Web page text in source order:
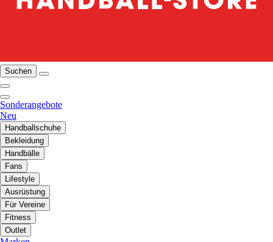
Suchen
Sonderangebote
Neu
Handballschuhe
Bekleidung
Handbälle
Fans
Lifestyle
Ausrüstung
Für Vereine
Fitness
Outlet